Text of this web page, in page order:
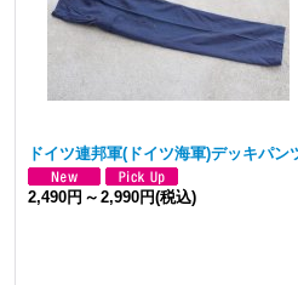
ドイツ連邦軍(ドイツ海軍)デッキパン
2,490円 ～ 2,990円(税込)